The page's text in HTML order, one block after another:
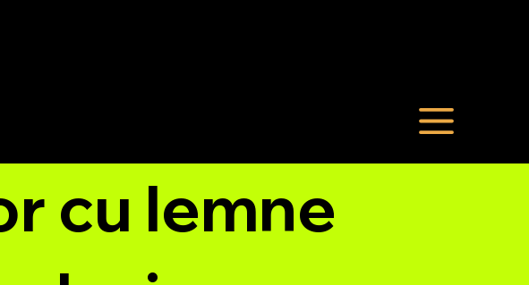
cu lemne